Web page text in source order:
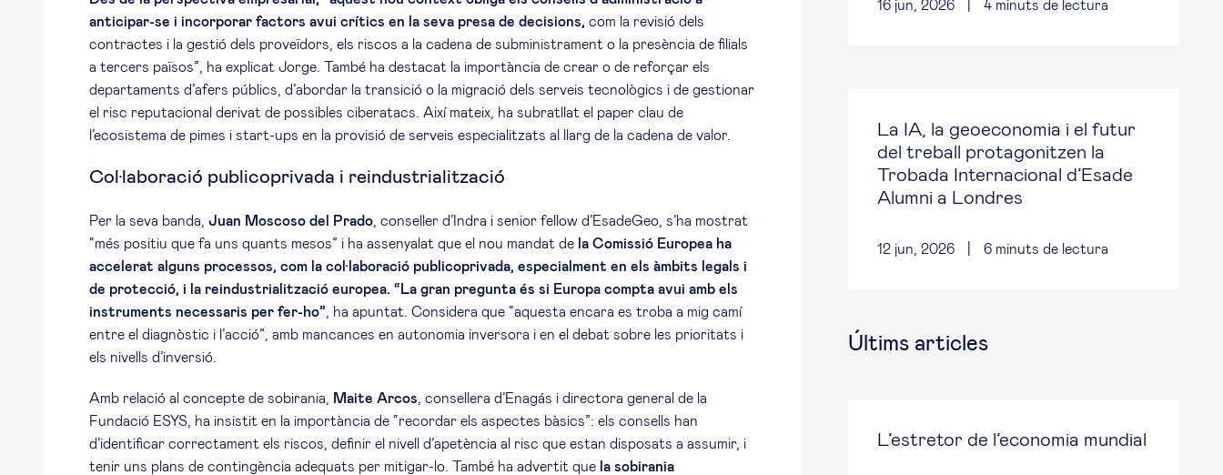
anticipar-se i incorporar factors avui crítics en la seva presa de decisions, com la revisió dels
contractes i la gestió dels proveïdors, els riscos a la cadena de subministrament o la presència de filials
a tercers països”, ha explicat Jorge. També ha destacat la importància de crear o de reforçar els
departaments d’afers públics, d’abordar la transició o la migració dels serveis tecnològics i de gestionar
el risc reputacional derivat de possibles ciberatacs. Així mateix, ha subratllat el paper clau de
l’ecosistema de pimes i start-ups en la provisió de serveis especialitzats al llarg de la cadena de valor.
Col·laboració publicoprivada i reindustrialització
Per la seva banda, Juan Moscoso del Prado , conseller d’Indra i senior fellow d’EsadeGeo, s’ha mostrat
“més positiu que fa uns quants mesos” i ha assenyalat que el nou mandat de la Comissió Europea ha
accelerat alguns processos, com la col·laboració publicoprivada, especialment en els àmbits legals i
de protecció, i la reindustrialització europea. “La gran pregunta és si Europa compta avui amb els
instruments necessaris per fer-ho” , ha apuntat. Considera que “aquesta encara es troba a mig camí
entre el diagnòstic i l’acció”, amb mancances en autonomia inversora i en el debat sobre les prioritats i
els nivells d’inversió.
Amb relació al concepte de sobirania, Maite Arcos , consellera d’Enagás i directora general de la
Fundació ESYS, ha insistit en la importància de “recordar els aspectes bàsics”: els consells han
d’identificar correctament els riscos, definir el nivell d’apetència al risc que estan disposats a assumir, i
tenir uns plans de contingència adequats per mitigar-lo. També ha advertit que la sobirania
16 jun, 2026 4 minuts de lectura
La IA, la geoeconomia i el futur
del treball protagonitzen la
Trobada Internacional d’Esade
Alumni a Londres
12 jun, 2026 6 minuts de lectura
Últims articles
L’estretor de l’economia mundial